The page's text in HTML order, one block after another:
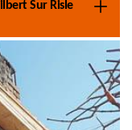
Sur Risle